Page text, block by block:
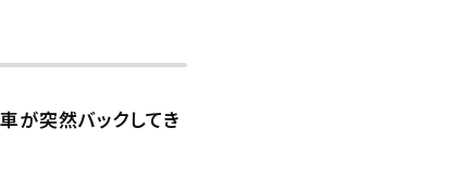
が突然バックしてき